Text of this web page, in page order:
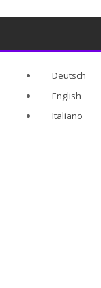
Deutsch
English
Italiano